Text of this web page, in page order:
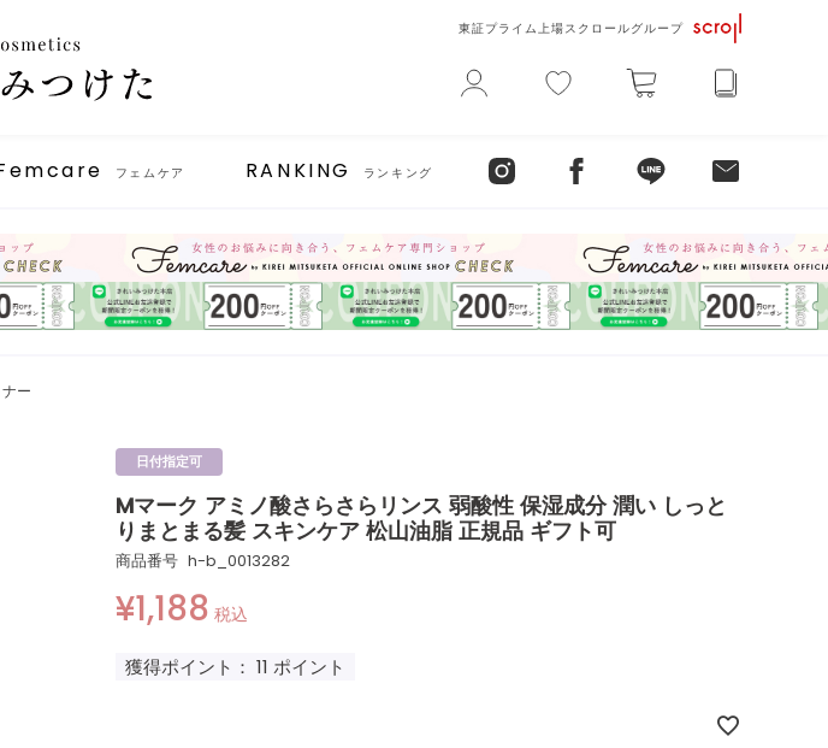
東証プライム上場スクロールグループ
フェムケア RANKING ランキング
ー
日付指定可
Mマーク アミノ酸さらさらリンス 弱酸性 保湿成分 潤い しっと
りまとまる髪 スキンケア 松山油脂 正規品 ギフト可
商品番号 h-b_0013282
¥1,188 税込
獲得ポイント： 11 ポイント